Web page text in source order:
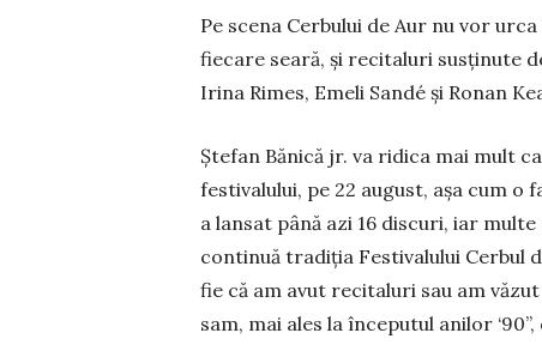
Pe scena Cerbului de Aur nu vor
fiecare seară, şi recitaluri susţinute
Irina Rimes, Emeli Sandé şi Ro­nan
Ştefan Bănică jr. va ridica mai mult
festivalului, pe 22 au­gust, aşa cum
a lansat până azi 16 discuri, iar
continuă tradiţia Festiva­lu­lui Cerbul
fie că am avut recitaluri sau am
sam, mai ales la începutul anilor